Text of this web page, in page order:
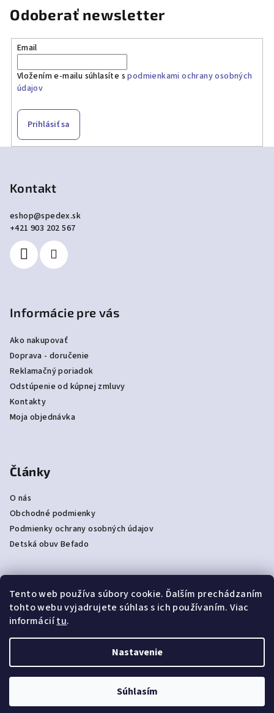
Tento web používa súbory cookie. Ďalším prechádzaním
tohto webu vyjadrujete súhlas s ich používaním. Viac
informáciítu.
Nastavenie
Súhlasím
Odoberať newsletter
Email
Vložením e-mailu súhlasíte spodmienkami ochrany osobných
údajov
Prihlásiť sa
Kontakt
eshop@spedex.sk
+421 903 202 567
Informácie pre vás
Ako nakupovať
Doprava - doručenie
Reklamačný poriadok
Odstúpenie od kúpnej zmluvy
Kontakty
Moja objednávka
Články
O nás
Obchodné podmienky
Podmienky ochrany osobných údajov
Detská obuv Befado
Prijímame online platby
Vytvoril Shoptet|e_minds